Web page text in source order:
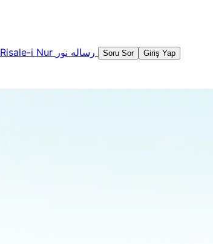
Risale-i Nur Soru Sor Giriş Yap